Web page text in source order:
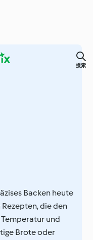
搜索
Backen heute
die den
und
Brote oder